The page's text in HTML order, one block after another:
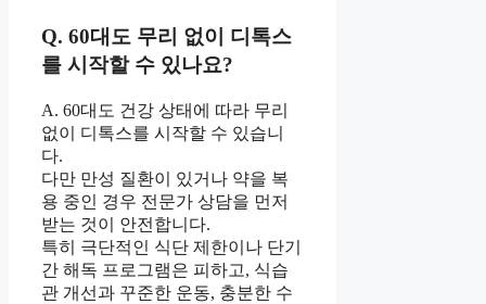
Q. 60대도 무리 없이 디톡스
를 시작할 수 있나요?
A. 60대도 건강 상태에 따라 무리
없이 디톡스를 시작할 수 있습니
다.
다만 만성 질환이 있거나 약을 복
용 중인 경우 전문가 상담을 먼저
받는 것이 안전합니다.
특히 극단적인 식단 제한이나 단기
간 해독 프로그램은 피하고, 식습
관 개선과 꾸준한 운동, 충분한 수